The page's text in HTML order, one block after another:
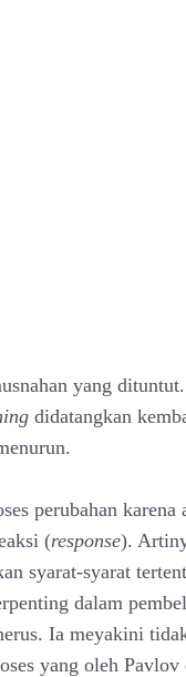
yang
didatangkan
perubahan karena
(response).
syarat-syarat
dalam
Ia meyakini
yang oleh Pavlov